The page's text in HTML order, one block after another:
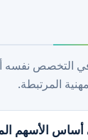
التخصص نفسه
المرتبطة.